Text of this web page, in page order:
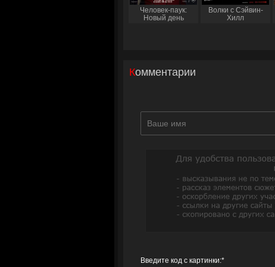
Человек-паук:
Новый день
Волки с Сэйвин-
Хилл
Комментарии
Введите код с картинки:*